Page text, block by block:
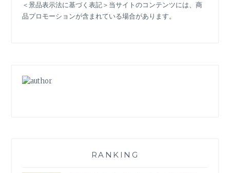
回
国
＜景品表示法に基づく表記＞当サイトのコンテンツには、商
品プロモーションが含まれている場合があります。
RANKING